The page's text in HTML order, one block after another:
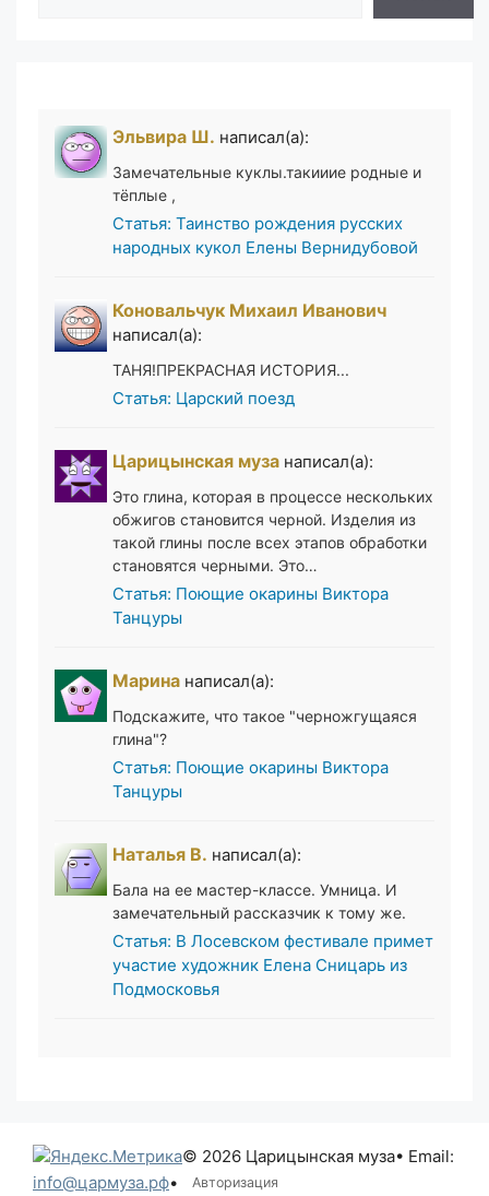
Эльвира Ш. написал(а):
Замечательные куклы.такииие родные и
тёплые ,
Статья: Таинство рождения русских
народных кукол Елены Вернидубовой
Коновальчук Михаил Иванович
написал(а):
ТАНЯ!ПРЕКРАСНАЯ ИСТОРИЯ...
Статья: Царский поезд
Царицынская муза написал(а):
Это глина, которая в процессе нескольких
обжигов становится черной. Изделия из
такой глины после всех этапов обработки
становятся черными. Это…
Статья: Поющие окарины Виктора
Танцуры
Марина написал(а):
Подскажите, что такое "черножгущаяся
глина"?
Статья: Поющие окарины Виктора
Танцуры
Наталья В. написал(а):
Бала на ее мастер-классе. Умница. И
замечательный рассказчик к тому же.
Статья: В Лосевском фестивале примет
участие художник Елена Сницарь из
Подмосковья
© 2026 Царицынская муза• Email:
info@цармуза.рф• Авторизация